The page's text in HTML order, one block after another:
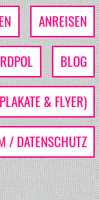
ANREISEN
BLOG
& FLYER)
/ DATENSCHUTZ